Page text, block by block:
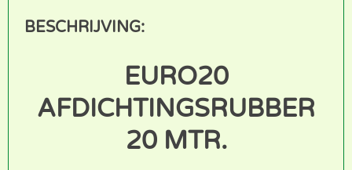
BESCHRIJVING:
EURO20
AFDICHTINGSRUBBER
20 MTR.